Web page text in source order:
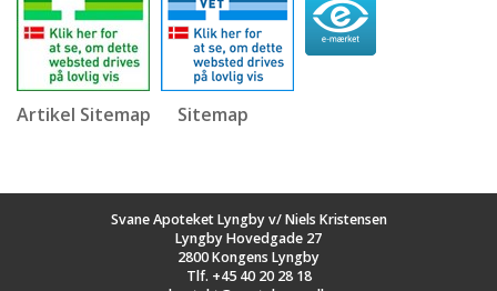
Artikel Sitemap Sitemap
Svane Apoteket Lyngby v/ Niels Kristensen
Lyngby Hovedgade 27
2800 Kongens Lyngby
Tlf. +45 40 20 28 18